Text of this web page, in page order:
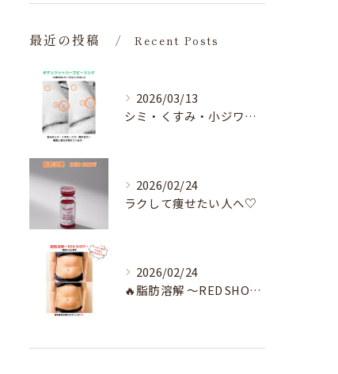
最近の投稿 Recent Posts
2026/03/13
シミ・くすみ・小ジワ・毛穴🌀
2026/02/24
ラクして痩せたい人へ♡
2026/02/24
🔥脂肪溶解 〜RED SHOT〜🔥